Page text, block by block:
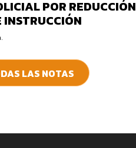
POR REDUCCIÓN
LAS NOTAS